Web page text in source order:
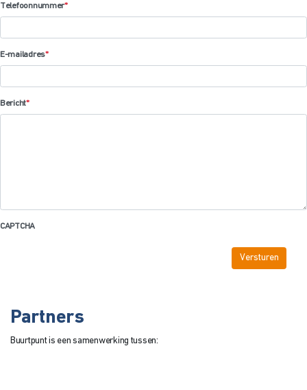
Telefoonnummer*
E-mailadres*
Bericht*
CAPTCHA
Partners
Buurtpunt is een samenwerking tussen: